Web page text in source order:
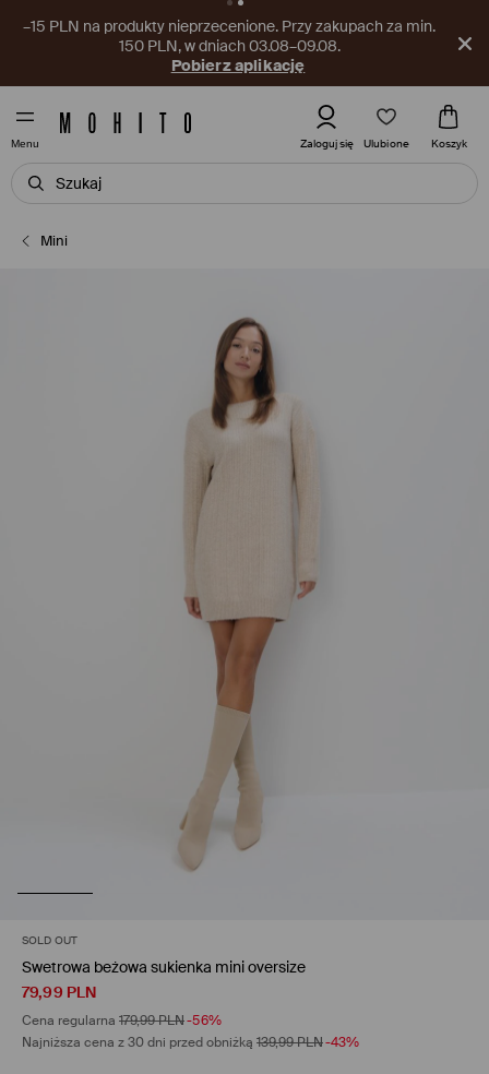
–15 PLN na produkty nieprzecenione. Przy zakupach za min.
150 PLN, w dniach 03.08–09.08.
Pobierz aplikację
Menu Zaloguj się Ulubione Koszyk
Mini
SOLD OUT
Swetrowa beżowa sukienka mini oversize
79,99 PLN
Cena regularna 179,99PLN-56%
Najniższa cena z 30 dni przed obniżką 139,99PLN-43%